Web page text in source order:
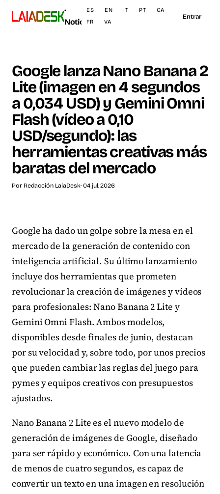
·
Noticias
ES EN IT PT
CA
FR
VA
Entrar
Google lanza Nano Banana 2
Lite (imagen en 4 segundos
a 0,034 USD) y Gemini Omni
Flash (vídeo a 0,10
USD/segundo): las
herramientas creativas más
baratas del mercado
Por Redacción LaiaDesk· 04 jul. 2026
Google ha dado un golpe sobre la mesa en el
mercado de la generación de contenido con
inteligencia artificial. Su último lanzamiento
incluye dos herramientas que prometen
revolucionar la creación de imágenes y vídeos
para profesionales: Nano Banana 2 Lite y
Gemini Omni Flash. Ambos modelos,
disponibles desde finales de junio, destacan
por su velocidad y, sobre todo, por unos precios
que pueden cambiar las reglas del juego para
pymes y equipos creativos con presupuestos
ajustados.
Nano Banana 2 Lite es el nuevo modelo de
generación de imágenes de Google, diseñado
para ser rápido y económico. Con una latencia
de menos de cuatro segundos, es capaz de
convertir un texto en una imagen en resolución